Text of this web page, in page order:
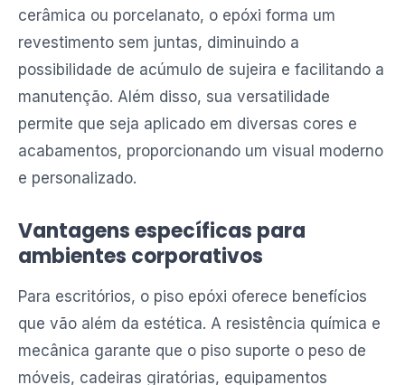
cerâmica ou porcelanato, o epóxi forma um
revestimento sem juntas, diminuindo a
possibilidade de acúmulo de sujeira e facilitando a
manutenção. Além disso, sua versatilidade
permite que seja aplicado em diversas cores e
acabamentos, proporcionando um visual moderno
e personalizado.
Vantagens específicas para
ambientes corporativos
Para escritórios, o piso epóxi oferece benefícios
que vão além da estética. A resistência química e
mecânica garante que o piso suporte o peso de
móveis, cadeiras giratórias, equipamentos